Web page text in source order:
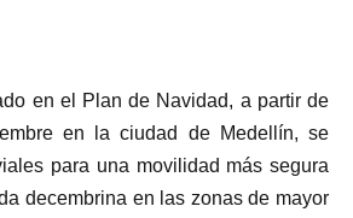
en el Plan de Navidad, a partir de
en la ciudad de Medellín, se
para una movilidad más segura
decembrina en las zonas de mayor